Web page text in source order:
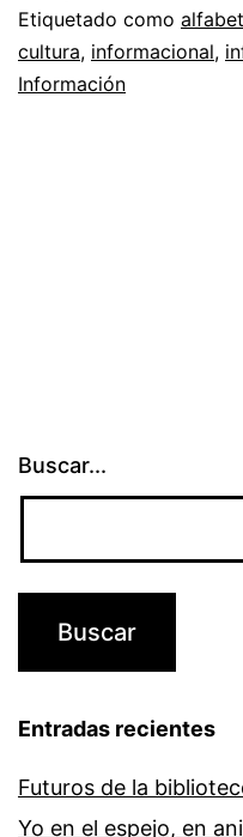
Etiquetado como
cultura, informacional,
Información
Buscar...
Entradas recientes
Futuros de la
Yo en el espejo, en